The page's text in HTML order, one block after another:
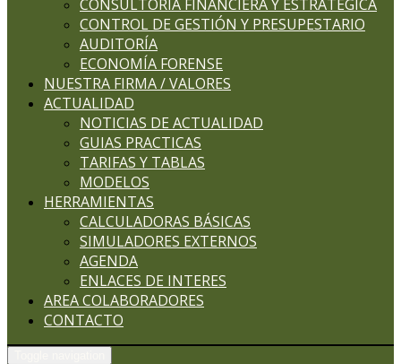
CONSULTORÍA FINANCIERA Y ESTRATÉGICA
CONTROL DE GESTIÓN Y PRESUPESTARIO
AUDITORÍA
ECONOMÍA FORENSE
NUESTRA FIRMA / VALORES
ACTUALIDAD
NOTICIAS DE ACTUALIDAD
GUIAS PRACTICAS
TARIFAS Y TABLAS
MODELOS
HERRAMIENTAS
CALCULADORAS BÁSICAS
SIMULADORES EXTERNOS
AGENDA
ENLACES DE INTERES
AREA COLABORADORES
CONTACTO